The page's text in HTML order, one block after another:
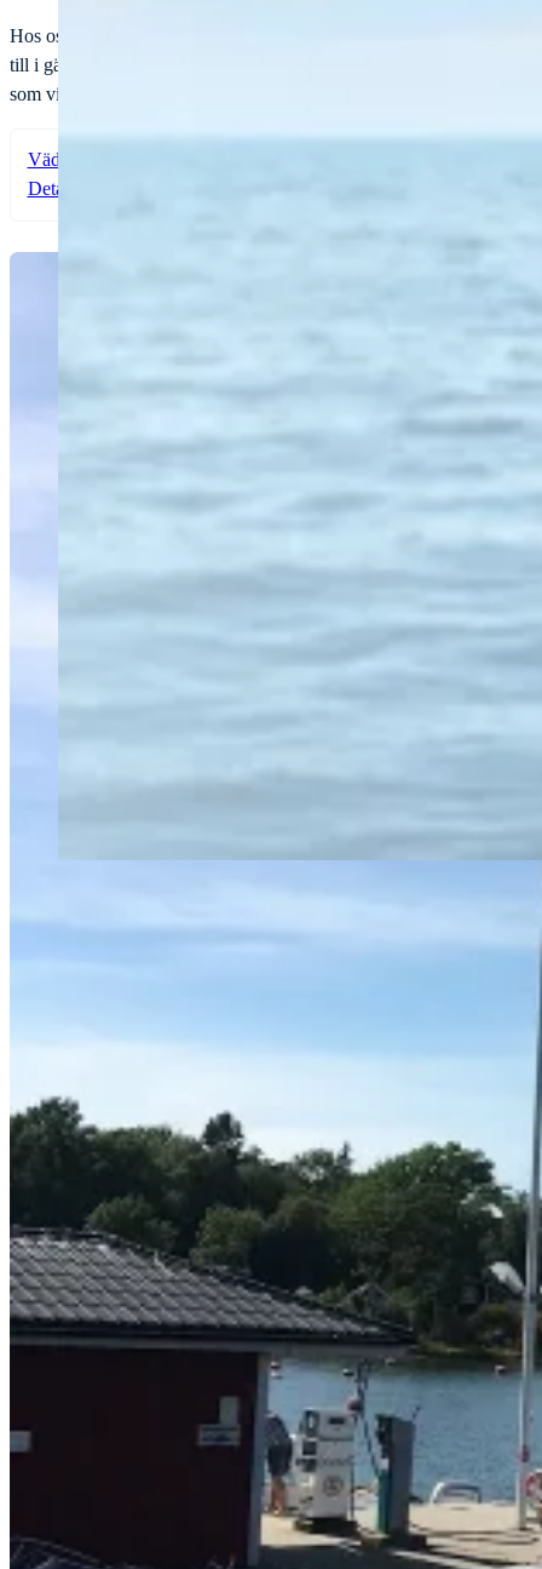
Hos oss hittar du sjömack och gästhamn med service för båtfolk.
till i gästhamnen. I närheten finns restauranger, caféer och ICA
som vill upptäcka skärgården från vattnet.
Vädret i Gräddö
Detaljerad väderprognos